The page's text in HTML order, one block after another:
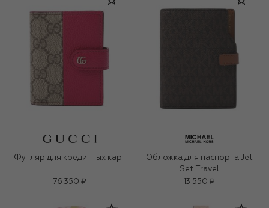
Футляр для кредитных карт
76 350 ₽
Обложка для паспорта Jet
Set Travel
13 550 ₽